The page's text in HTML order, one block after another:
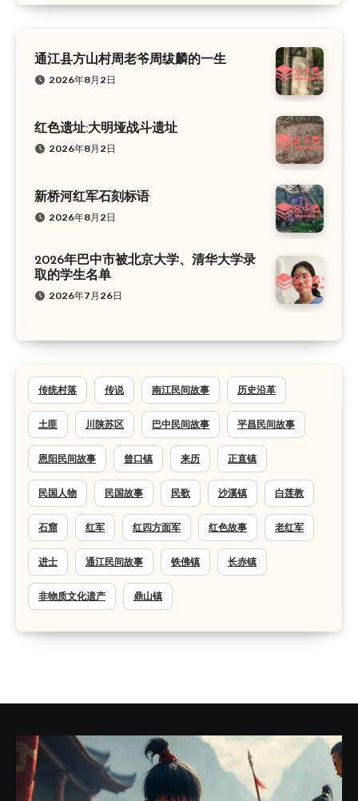
通江县方山村周老爷周绂麟的一生
2026年8月2日
红色遗址:大明垭战斗遗址
2026年8月2日
新桥河红军石刻标语
2026年8月2日
2026年巴中市被北京大学、清华大学录
取的学生名单
2026年7月26日
传统村落 传说 南江民间故事 历史沿革
土匪 川陕苏区 巴中民间故事 平昌民间故事
恩阳民间故事 曾口镇 来历 正直镇
民国人物 民国故事 民歌 沙溪镇 白莲教
石窟 红军 红四方面军 红色故事 老红军
进士 通江民间故事 铁佛镇 长赤镇
非物质文化遗产 鼎山镇